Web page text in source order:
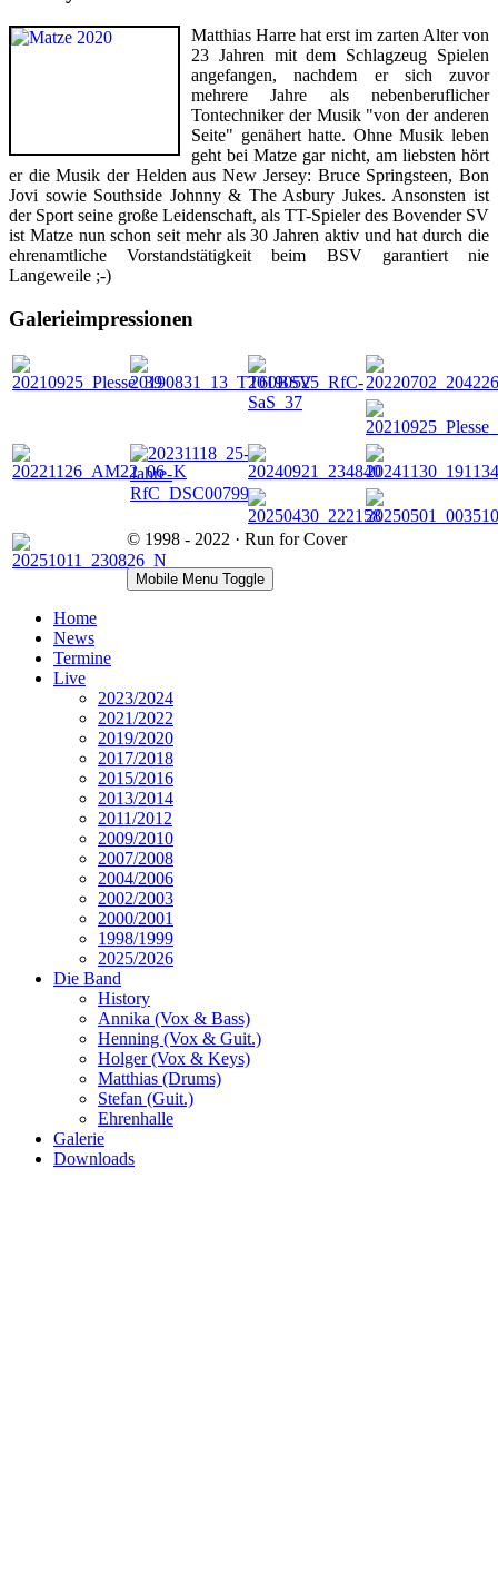
Matthias Harre hat erst im zarten Alter von
23 Jahren mit dem Schlagzeug Spielen
angefangen, nachdem er sich zuvor
mehrere Jahre als nebenberuflicher
Tontechniker der Musik "von der anderen
Seite" genähert hatte. Ohne Musik leben
geht bei Matze gar nicht, am liebsten hört
er die Musik der Helden aus New Jersey: Bruce Springsteen, Bon
Jovi sowie Southside Johnny & The Asbury Jukes. Ansonsten ist
der Sport seine große Leidenschaft, als TT-Spieler des Bovender SV
ist Matze nun schon seit mehr als 30 Jahren aktiv und hat durch die
ehrenamtliche Vorstandstätigkeit beim BSV garantiert nie
Langeweile ;-)
Galerieimpressionen
© 1998 - 2022 · Run for Cover
Mobile Menu Toggle
Home
News
Termine
Live
2023/2024
2021/2022
2019/2020
2017/2018
2015/2016
2013/2014
2011/2012
2009/2010
2007/2008
2004/2006
2002/2003
2000/2001
1998/1999
2025/2026
Die Band
History
Annika (Vox & Bass)
Henning (Vox & Guit.)
Holger (Vox & Keys)
Matthias (Drums)
Stefan (Guit.)
Ehrenhalle
Galerie
Downloads